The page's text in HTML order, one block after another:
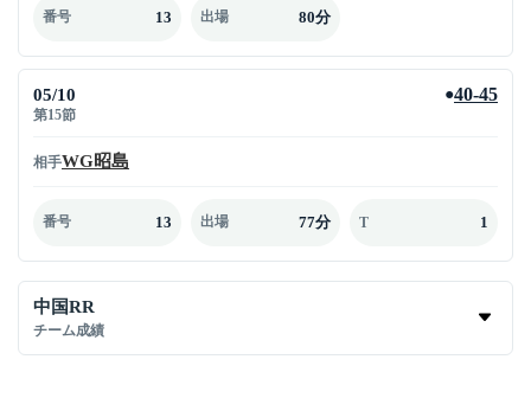
番号 13 出場 80分
05/10
第15節
●40-45
相手WG昭島
番号 13 出場 77分 T 1
中国RR
チーム成績